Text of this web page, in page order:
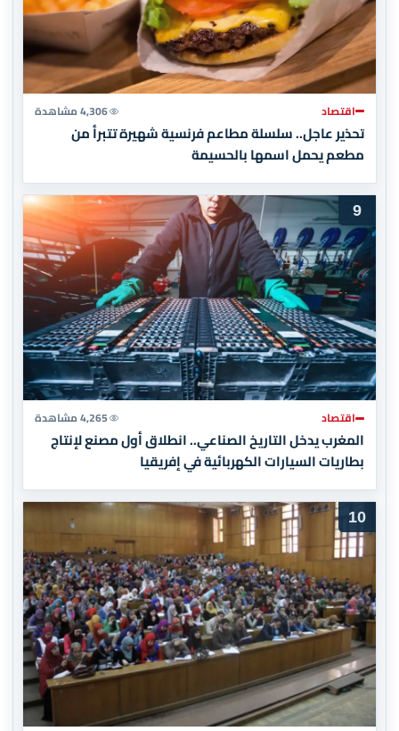
اقتصاد 4,306 مشاهدة
تحذير عاجل.. سلسلة مطاعم فرنسية شهيرة تتبرأ من
مطعم يحمل اسمها بالحسيمة
9
اقتصاد 4,265 مشاهدة
المغرب يدخل التاريخ الصناعي.. انطلاق أول مصنع لإنتاج
بطاريات السيارات الكهربائية في إفريقيا
10